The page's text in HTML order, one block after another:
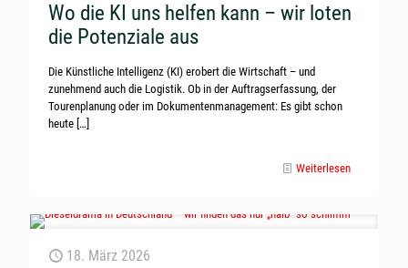
Wo die KI uns helfen kann – wir loten
die Potenziale aus
Die Künstliche Intelligenz (KI) erobert die Wirtschaft – und
zunehmend auch die Logistik. Ob in der Auftragserfassung, der
Tourenplanung oder im Dokumentenmanagement: Es gibt schon
heute […]
Weiterlesen
18. März 2026